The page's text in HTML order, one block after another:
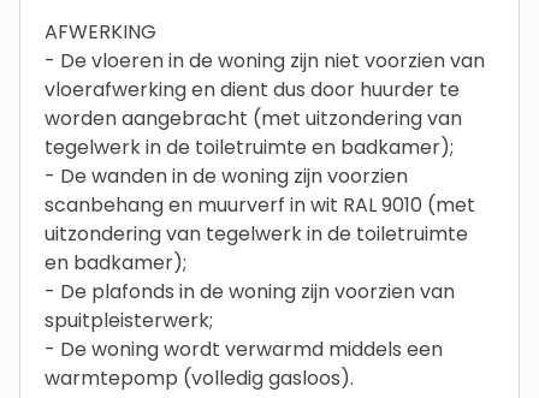
AFWERKING
- De vloeren in de woning zijn niet voorzien van
vloerafwerking en dient dus door huurder te
worden aangebracht (met uitzondering van
tegelwerk in de toiletruimte en badkamer);
- De wanden in de woning zijn voorzien
scanbehang en muurverf in wit RAL 9010 (met
uitzondering van tegelwerk in de toiletruimte
en badkamer);
- De plafonds in de woning zijn voorzien van
spuitpleisterwerk;
- De woning wordt verwarmd middels een
warmtepomp (volledig gasloos).